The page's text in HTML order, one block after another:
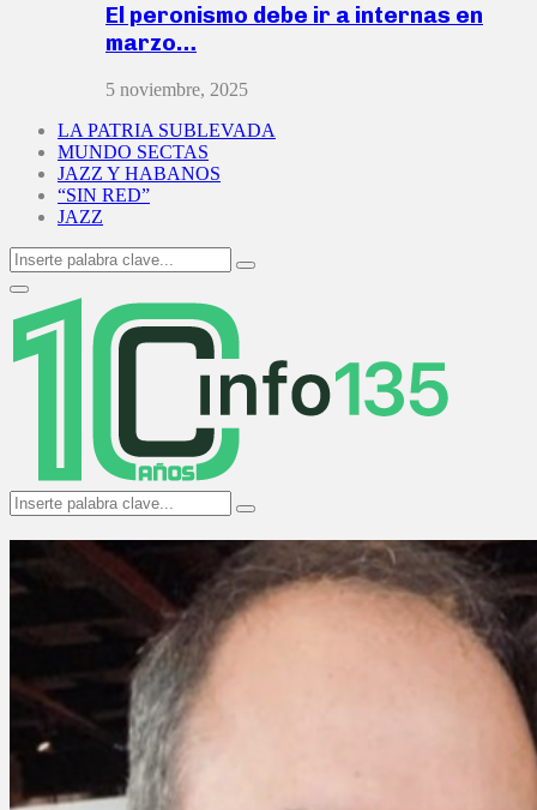
El peronismo debe ir a internas en
marzo…
5 noviembre, 2025
LA PATRIA SUBLEVADA
MUNDO SECTAS
JAZZ Y HABANOS
“SIN RED”
JAZZ
Search
for:
Search
Primary
Menu
Search
for:
Search